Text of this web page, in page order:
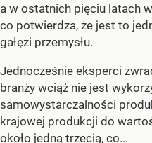
a w ostatnich pięciu latach
co potwierdza, że jest to
gałęzi przemysłu.
Jednocześnie eksperci
branży wciąż nie jest
samowystarczalności
krajowej produkcji do
około jedną trzecią, co...